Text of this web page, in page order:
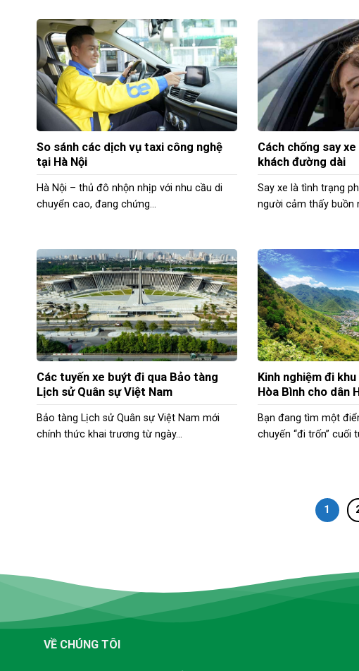
So sánh các dịch vụ taxi công nghệ
tại Hà Nội
Hà Nội – thủ đô nhộn nhịp với nhu cầu di
chuyển cao, đang chứng...
Cách chống say
khách đường dài
Say xe là tình trạng
người cảm thấy buồn
Các tuyến xe buýt đi qua Bảo tàng
Lịch sử Quân sự Việt Nam
Bảo tàng Lịch sử Quân sự Việt Nam mới
chính thức khai trương từ ngày...
Kinh nghiệm đi
Hòa Bình cho dân
Bạn đang tìm một
chuyến “đi trốn” cuối
1
VỀ CHÚNG TÔI